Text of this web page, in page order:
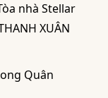
nhà Stellar
XUÂN
Quân